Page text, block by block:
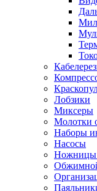
Лобзики
Миксеры
Молотки
Наборы
Насосы
Ножницы